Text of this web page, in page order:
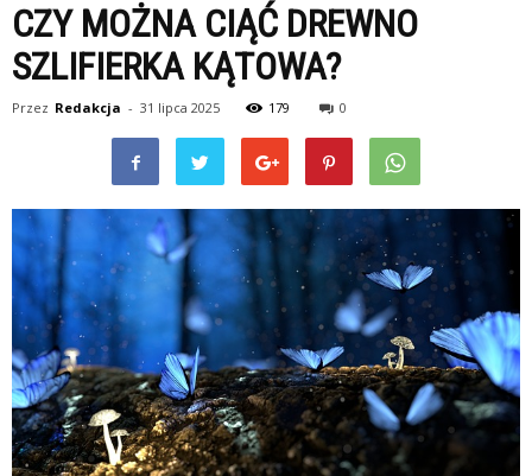
CZY MOŻNA CIĄĆ DREWNO
SZLIFIERKA KĄTOWA?
Przez Redakcja - 31 lipca 2025 179 0